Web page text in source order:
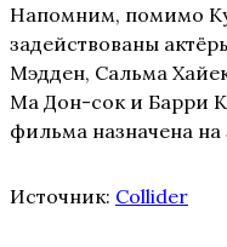
Напомним, помимо
задействованы
Мэдден, Сальма
Ма Дон-сок и Барри
фильма назначена на
Источник: Collider